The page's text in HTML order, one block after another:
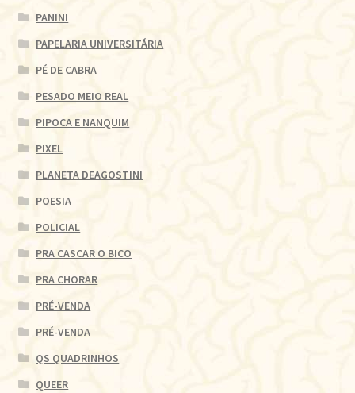
PANINI
PAPELARIA UNIVERSITÁRIA
PÉ DE CABRA
PESADO MEIO REAL
PIPOCA E NANQUIM
PIXEL
PLANETA DEAGOSTINI
POESIA
POLICIAL
PRA CASCAR O BICO
PRA CHORAR
PRÉ-VENDA
PRÉ-VENDA
QS QUADRINHOS
QUEER